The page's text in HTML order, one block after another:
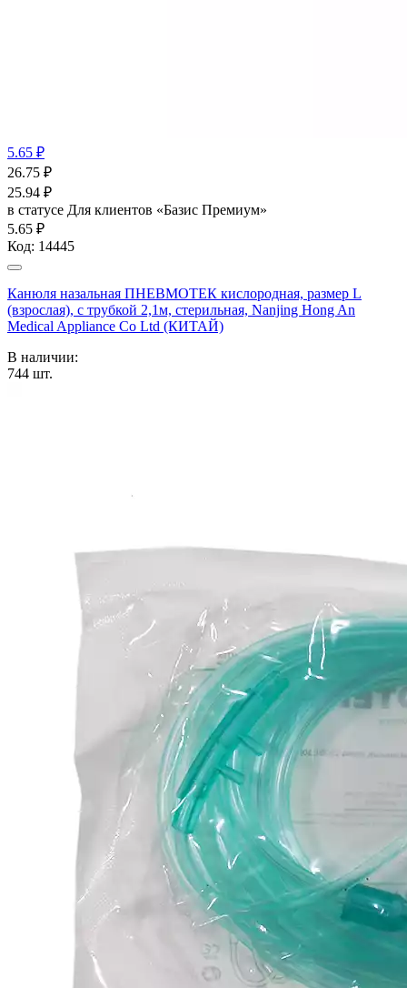
5.65 ₽
26.75 ₽
25.94 ₽
в статусе Для клиентов «Базис Премиум»
5.65 ₽
Код: 14445
Канюля назальная ПНЕВМОТЕК кислородная, размер L
(взрослая), с трубкой 2,1м, стерильная, Nanjing Hong An
Medical Appliance Co Ltd (КИТАЙ)
В наличии:
744 шт.